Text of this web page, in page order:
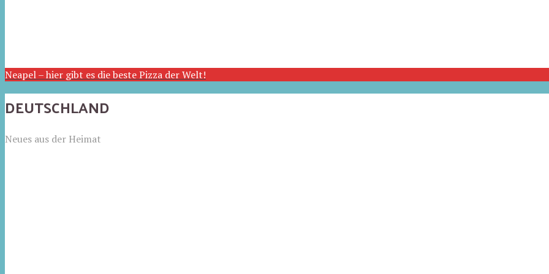
Neapel – hier gibt es die beste Pizza der Welt!
DEUTSCHLAND
Neues aus der Heimat